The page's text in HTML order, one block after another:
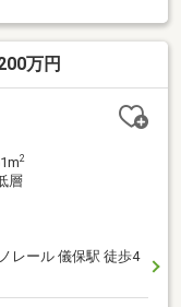
万円
2
層
レール 儀保駅 徒歩4